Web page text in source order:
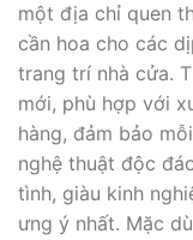
một địa chỉ quen
cần hoa cho các
trang trí nhà cửa.
mới, phù hợp với
hàng, đảm bảo
nghệ thuật độc
tình, giàu kinh
ưng ý nhất. Mặc